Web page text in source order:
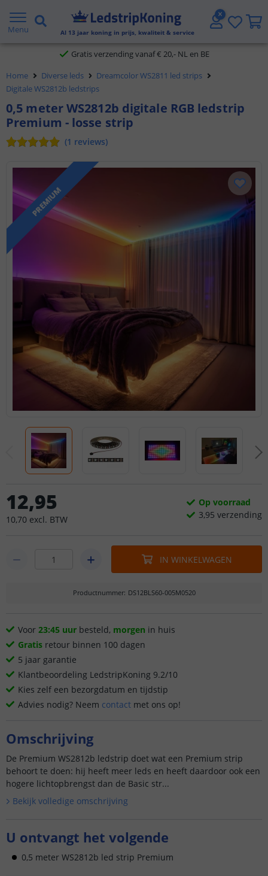
Menu Al 13 jaar koning in prijs, kwaliteit & service
Gratis verzending vanaf € 20,- NL en BE
Voor 23:45 uur besteld,
Home Diverse leds
Dreamcolor WS2811 led strips
Digitale WS2812b ledstrips
0,5 meter WS2812b digitale RGB ledstrip
Premium - losse strip
(1 reviews)
PREMIUM
12,95
10,70 excl. BTW
Op voorraad
3,95 verzending
IN WINKELWAGEN
Productnummer: DS12BLS60-005M0520
Voor 23:45 uur besteld, morgen in huis
Gratis retour binnen 100 dagen
5 jaar garantie
Klantbeoordeling LedstripKoning 9.2/10
Kies zelf een bezorgdatum en tijdstip
Advies nodig? Neem contact met ons op!
Omschrijving
De Premium WS2812b ledstrip doet wat een Premium strip
behoort te doen: hij heeft meer leds en heeft daardoor ook een
hogere lichtopbrengst dan de Basic str...
Bekijk volledige omschrijving
U ontvangt het volgende
0,5 meter WS2812b led strip Premium